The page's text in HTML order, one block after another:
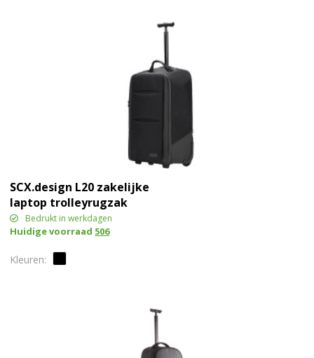
SCX.design L20 zakelijke
laptop trolleyrugzak
Bedrukt in werkdagen
Huidige voorraad 506